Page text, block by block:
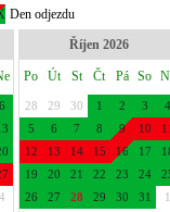
Den odjezdu
6
4
Říjen 2026
Po Út St Čt Pá So
28 29 30 1 2 3
4
5
6 7 8 9 10
12
13 14 15 16 17
19
20 21 22 23 24
26
27 28 29 30 31
1